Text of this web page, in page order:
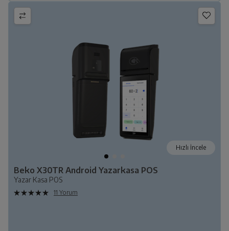
Hızlı İncele
Beko X30TR Android Yazarkasa POS
Yazar Kasa POS
11 Yorum